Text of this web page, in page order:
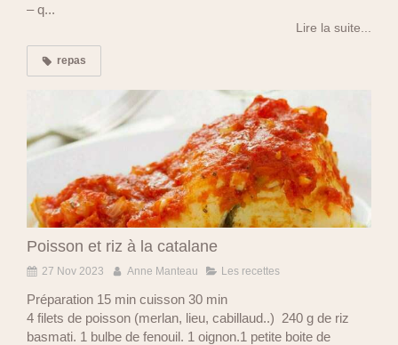
– q...
Lire la suite...
repas
Poisson et riz à la catalane
27 Nov 2023 Anne Manteau Les recettes
Préparation 15 min cuisson 30 min
4 filets de poisson (merlan, lieu, cabillaud..) 240 g de riz
basmati. 1 bulbe de fenouil. 1 oignon.1 petite boite de